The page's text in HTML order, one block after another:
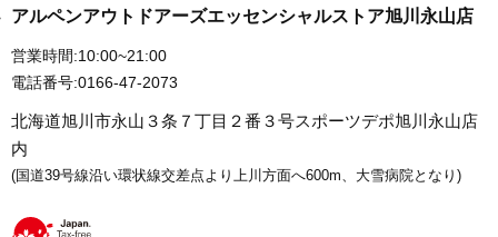
アルペンアウトドアーズエッセンシャルストア旭川永山店
営業時間:10:00~21:00
電話番号:0166-47-2073
北海道旭川市永山３条７丁目２番３号スポーツデポ旭川永山店
内
(国道39号線沿い環状線交差点より上川方面へ600m、大雪病院となり)